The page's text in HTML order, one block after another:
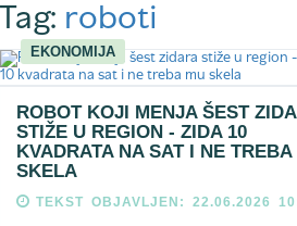
Tag: roboti
EKONOMIJA
ROBOT KOJI MENJA ŠEST
STIŽE U REGION - ZIDA 10
KVADRATA NA SAT I NE TREBA
SKELA
TEKST OBJAVLJEN: 22.06.2026